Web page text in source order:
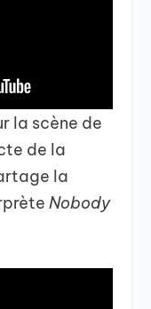
la scène de
de la
la
Nobody